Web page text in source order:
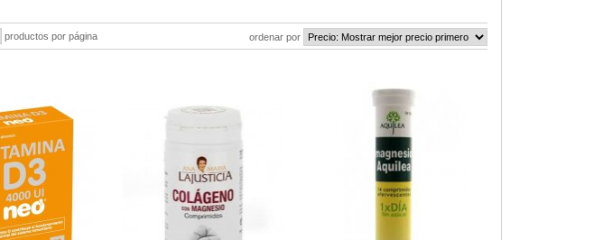
ordenar por
productos por página